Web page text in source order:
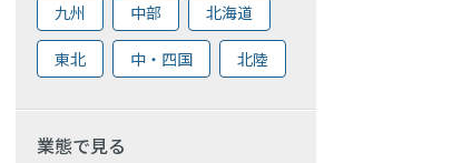
九州 中部 北海道
東北 中・四国 北陸
業態で見る